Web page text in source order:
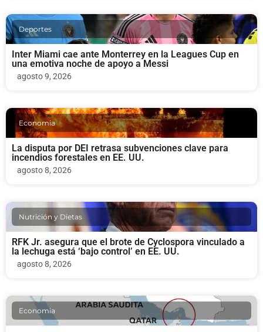
Deportes
Inter Miami cae ante Monterrey en la Leagues Cup en
una emotiva noche de apoyo a Messi
agosto 9, 2026
Economia
La disputa por DEI retrasa subvenciones clave para
incendios forestales en EE. UU.
agosto 8, 2026
Nutrición y Dietas
RFK Jr. asegura que el brote de Cyclospora vinculado a
la lechuga está ‘bajo control’ en EE. UU.
agosto 8, 2026
Economia